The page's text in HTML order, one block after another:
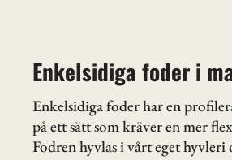
Enkelsidiga foder i
Enkelsidiga foder har en
på ett sätt som kräver en mer
Fodren hyvlas i vårt eget